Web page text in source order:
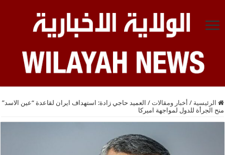
الرئيسية / أخبار ومقالات / العميد حاجي زادة: استهداف ايران لقاعدة “عين الاسد”
منح الجرأة للدول لمواجهة اميركا